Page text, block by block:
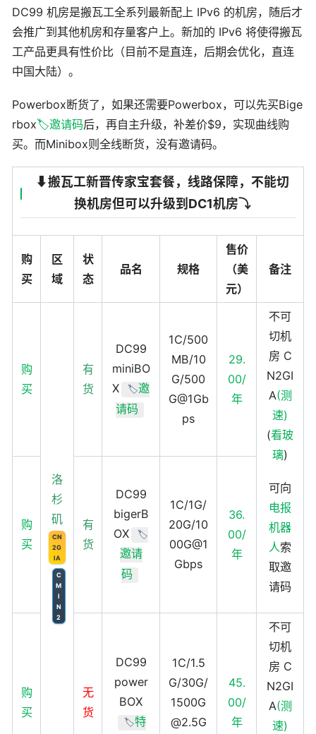
DC99 机房是搬瓦工全系列最新配上 IPv6 的机房，随后才
会推广到其他机房和存量客户上。新加的 IPv6 将使得搬瓦
工产品更具有性价比（目前不是直连，后期会优化，直连
中国大陆）。
Powerbox断货了，如果还需要Powerbox，可以先买Bige
rbox🏷️邀请码后，再自主升级，补差价$9，实现曲线购
买。而Minibox则全线断货，没有邀请码。
⬇️搬瓦工新晋传家宝套餐，线路保障，不能切
换机房但可以升级到DC1机房⤵️
购
买
区
域
状
态
品名 规格
售价
（美
元）
备注
购
买
洛
杉
矶
CN
2G
IA
C
M
I
N
2
有
货
DC99
miniBO
X
🏷️邀
请码
1C/500
MB/10
G/500
G@1Gb
ps
29.
00/
年
不可
切机
房 C
N2GI
A(测
速)
(看玻
璃)
可向
电报
机器
人索
取邀
请码
购
买
有
货
DC99
bigerB
OX
🏷️
邀请
码
1C/1G/
20G/10
00G@1
Gbps
36.
00/
年
购
买
无
货
DC99
power
BOX
🏷️特
1C/1.5
G/30G/
1500G
@2.5G
45.
00/
年
不可
切机
房 C
N2GI
A(测
速)